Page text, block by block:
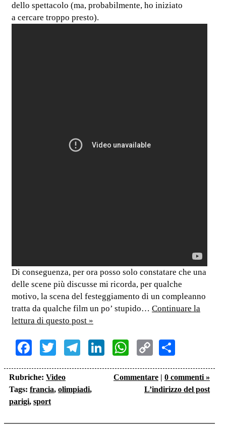
dello spettacolo (ma, probabilmente, ho iniziato
a cercare troppo presto).
Di conseguenza, per ora posso solo constatare che una
delle scene più discusse mi ricorda, per qualche
motivo, la scena del festeggiamento di un compleanno
tratta da qualche film un po’ stupido… Continuare la
lettura di questo post »
Facebook
TwitterTelegram
LinkedInWhatsApp
Copy
Link
Rubriche: Video
Tags: francia, olimpiadi,
parigi, sport
Commentare | 0 commenti »
L’indirizzo del post